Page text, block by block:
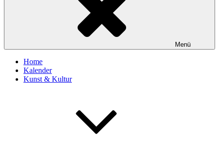
Menü
Home
Kalender
Kunst & Kultur